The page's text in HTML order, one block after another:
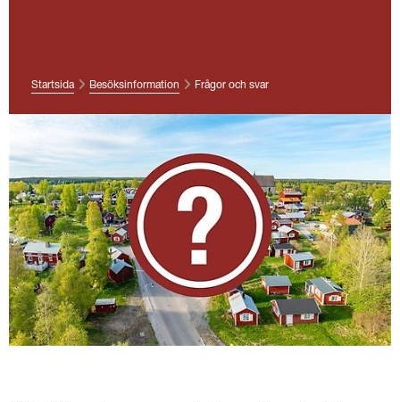
Startsida Besöksinformation Frågor och svar